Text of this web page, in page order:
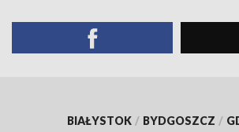
BIAŁYSTOK / BYDGOSZCZ /